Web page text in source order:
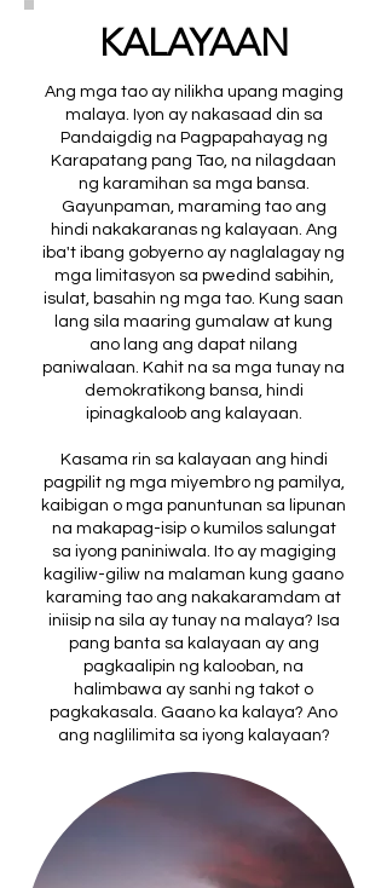
KALAYAAN
Ang mga tao ay nilikha upang maging
malaya. Iyon ay nakasaad din sa
Pandaigdig na Pagpapahayag ng
Karapatang pang Tao, na nilagdaan
ng karamihan sa mga bansa.
Gayunpaman, maraming tao ang
hindi nakakaranas ng kalayaan. Ang
iba't ibang gobyerno ay naglalagay ng
mga limitasyon sa pwedind sabihin,
isulat, basahin ng mga tao. Kung saan
lang sila maaring gumalaw at kung
ano lang ang dapat nilang
paniwalaan. Kahit na sa mga tunay na
demokratikong bansa, hindi
ipinagkaloob ang kalayaan.
Kasama rin sa kalayaan ang hindi
pagpilit ng mga miyembro ng pamilya,
kaibigan o mga panuntunan sa lipunan
na makapag-isip o kumilos salungat
sa iyong paniniwala. Ito ay magiging
kagiliw-giliw na malaman kung gaano
karaming tao ang nakakaramdam at
iniisip na sila ay tunay na malaya? Isa
pang banta sa kalayaan ay ang
pagkaalipin ng kalooban, na
halimbawa ay sanhi ng takot o
pagkakasala. Gaano ka kalaya? Ano
ang naglilimita sa iyong kalayaan?